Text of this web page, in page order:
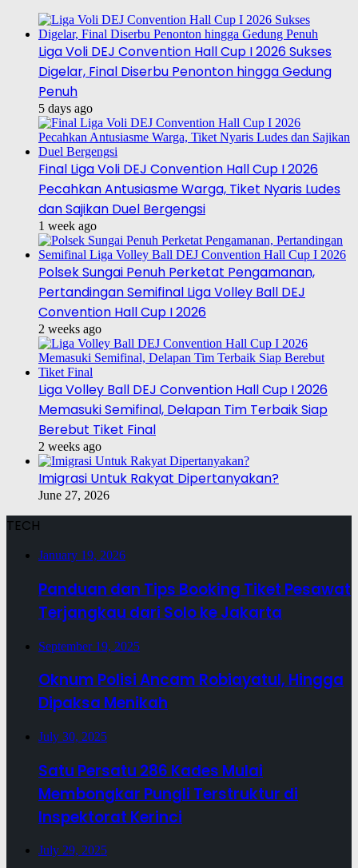
Liga Voli DEJ Convention Hall Cup I 2026 Sukses
Digelar, Final Diserbu Penonton hingga Gedung
Penuh
5 days ago
Final Liga Voli DEJ Convention Hall Cup I 2026
Pecahkan Antusiasme Warga, Tiket Nyaris Ludes
dan Sajikan Duel Bergengsi
1 week ago
Polsek Sungai Penuh Perketat Pengamanan,
Pertandingan Semifinal Liga Volley Ball DEJ
Convention Hall Cup I 2026
2 weeks ago
Liga Volley Ball DEJ Convention Hall Cup I 2026
Memasuki Semifinal, Delapan Tim Terbaik Siap
Berebut Tiket Final
2 weeks ago
Imigrasi Untuk Rakyat Dipertanyakan?
June 27, 2026
TECH
January 19, 2026
Panduan dan Tips Booking Tiket Pesawat
Terjangkau dari Solo ke Jakarta
September 19, 2025
Oknum Polisi Ancam Robiayatul, Hingga
Dipaksa Menikah
July 30, 2025
Satu Persatu 286 Kades Mulai
Membongkar Pungli Terstruktur di
Inspektorat Kerinci
July 29, 2025